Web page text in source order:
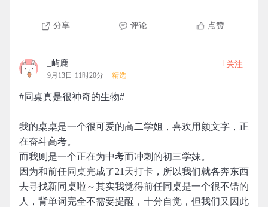
分享 评论 点赞
_屿鹿
9月13日 11时20分 精选
+关注
#同桌真是很神奇的生物#
我的桌桌是一个很可爱的高二学姐，喜欢用颜文字，正
在奋斗高考。
而我则是一个正在为中考而冲刺的初三学妹。
因为和前任同桌完成了21天打卡，所以我们就各奔东西
去寻找新同桌啦～其实我觉得前任同桌是一个很不错的
人，背单词完全不需要提醒，十分自觉，但我们又因此